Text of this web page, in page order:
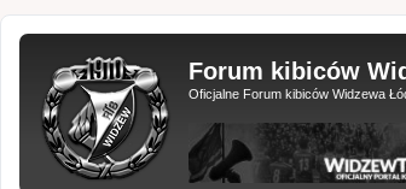
Forum kibiców
Oficjalne Forum kibiców Widzewa